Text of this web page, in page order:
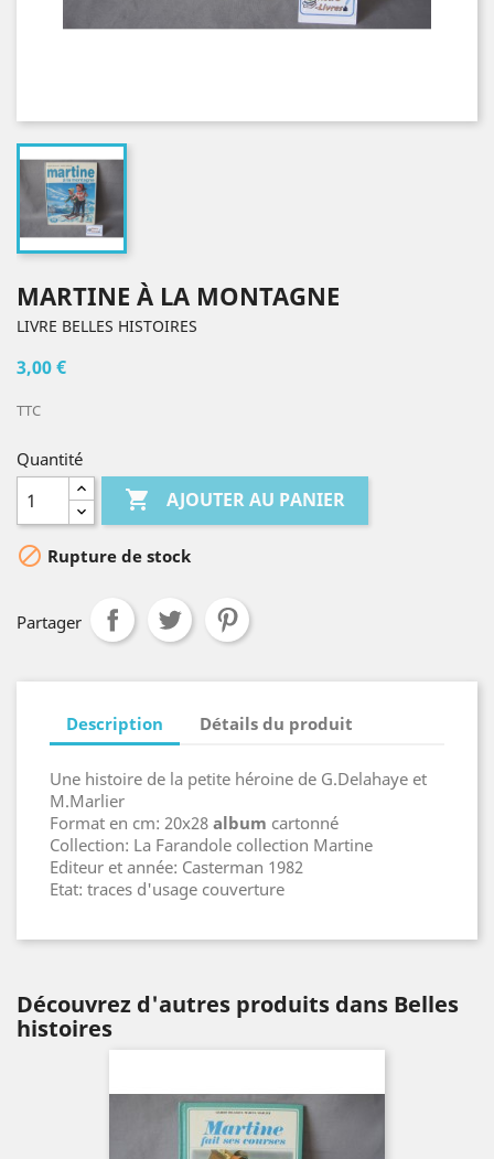
MARTINE À LA MONTAGNE
LIVRE BELLES HISTOIRES
3,00 €
TTC
Quantité
 AJOUTER AU PANIER
 Rupture de stock
Partager
Description Détails du produit
Une histoire de la petite héroine de G.Delahaye et
M.Marlier
Format en cm: 20x28 album cartonné
Collection: La Farandole collection Martine
Editeur et année: Casterman 1982
Etat: traces d'usage couverture
Découvrez d'autres produits dans Belles
histoires